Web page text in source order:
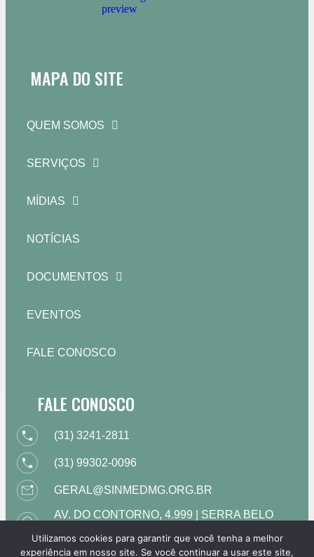
MAPA DO SITE
QUEM SOMOS
SERVIÇOS
MÍDIAS
NOTÍCIAS
DOCUMENTOS
EVENTOS
FALE CONOSCO
FALE CONOSCO
(31) 3241-2811
(31) 99302-0096
GERAL@SINMEDMG.ORG.BR
AV. DO CONTORNO, 4.999 | SERRA BELO
HORÁRIO DE FUNCIONAMENTO: DE 09H
Utilizamos cookies para garantir que você tenha a melhor
experiência em nosso site. Se você continuar a usar este site,